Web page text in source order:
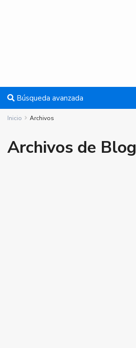
Búsqueda avanzada
Inicio Archivos
Archivos de Blog